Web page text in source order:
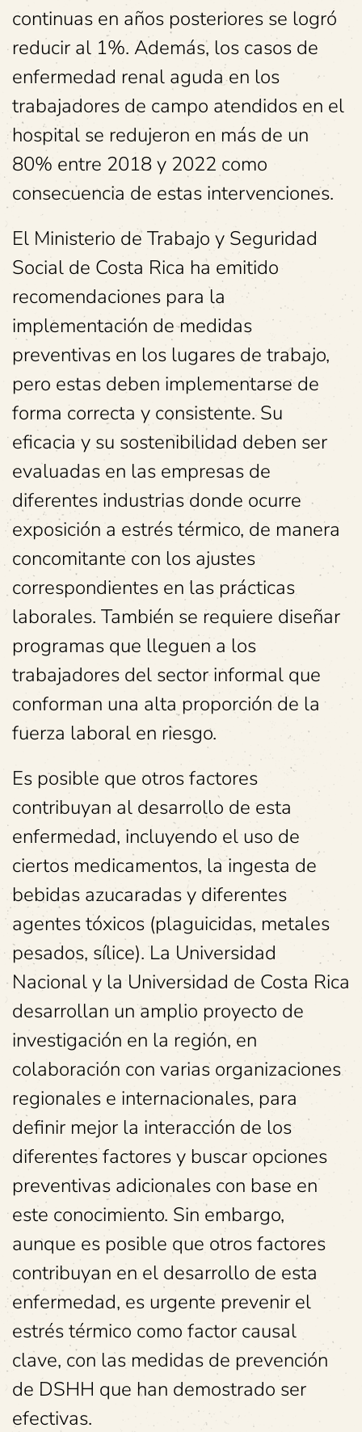
continuas en años posteriores se logró
reducir al 1%. Además, los casos de
enfermedad renal aguda en los
trabajadores de campo atendidos en el
hospital se redujeron en más de un
80% entre 2018 y 2022 como
consecuencia de estas intervenciones.
El Ministerio de Trabajo y Seguridad
Social de Costa Rica ha emitido
recomendaciones para la
implementación de medidas
preventivas en los lugares de trabajo,
pero estas deben implementarse de
forma correcta y consistente. Su
eficacia y su sostenibilidad deben ser
evaluadas en las empresas de
diferentes industrias donde ocurre
exposición a estrés térmico, de manera
concomitante con los ajustes
correspondientes en las prácticas
laborales. También se requiere diseñar
programas que lleguen a los
trabajadores del sector informal que
conforman una alta proporción de la
fuerza laboral en riesgo.
Es posible que otros factores
contribuyan al desarrollo de esta
enfermedad, incluyendo el uso de
ciertos medicamentos, la ingesta de
bebidas azucaradas y diferentes
agentes tóxicos (plaguicidas, metales
pesados, sílice). La Universidad
Nacional y la Universidad de Costa Rica
desarrollan un amplio proyecto de
investigación en la región, en
colaboración con varias organizaciones
regionales e internacionales, para
definir mejor la interacción de los
diferentes factores y buscar opciones
preventivas adicionales con base en
este conocimiento. Sin embargo,
aunque es posible que otros factores
contribuyan en el desarrollo de esta
enfermedad, es urgente prevenir el
estrés térmico como factor causal
clave, con las medidas de prevención
de DSHH que han demostrado ser
efectivas.